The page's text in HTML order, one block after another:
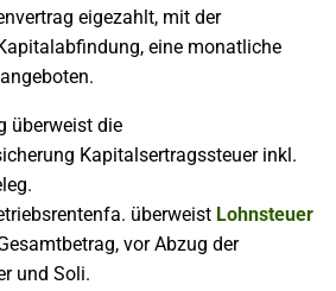
eigezahlt, mit der
eine monatliche
überweist die
Kapitalsertragssteuer inkl.
überweist Lohnsteuer
vor Abzug der
und Soli.